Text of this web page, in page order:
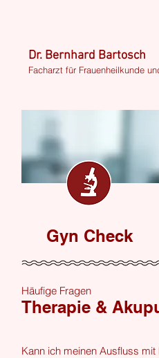
Dr. Bernhard Bartosch
Facharzt für Frauenheilkunde
Gyn Check
Kann ich meinen Ausfluss
Häufige Fragen
Therapie &